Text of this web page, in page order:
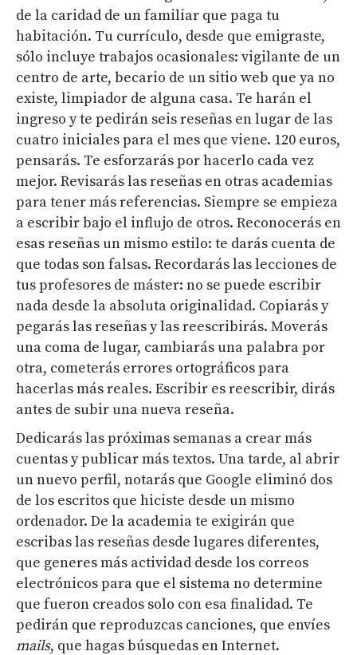
de la caridad de un familiar que paga tu
habitación. Tu currículo, desde que emigraste,
sólo incluye trabajos ocasionales: vigilante de un
centro de arte, becario de un sitio web que ya no
existe, limpiador de alguna casa. Te harán el
ingreso y te pedirán seis reseñas en lugar de las
cuatro iniciales para el mes que viene. 120 euros,
pensarás. Te esforzarás por hacerlo cada vez
mejor. Revisarás las reseñas en otras academias
para tener más referencias. Siempre se empieza
a escribir bajo el influjo de otros. Reconocerás en
esas reseñas un mismo estilo: te darás cuenta de
que todas son falsas. Recordarás las lecciones de
tus profesores de máster: no se puede escribir
nada desde la absoluta originalidad. Copiarás y
pegarás las reseñas y las reescribirás. Moverás
una coma de lugar, cambiarás una palabra por
otra, cometerás errores ortográficos para
hacerlas más reales. Escribir es reescribir, dirás
antes de subir una nueva reseña.
Dedicarás las próximas semanas a crear más
cuentas y publicar más textos. Una tarde, al abrir
un nuevo perfil, notarás que Google eliminó dos
de los escritos que hiciste desde un mismo
ordenador. De la academia te exigirán que
escribas las reseñas desde lugares diferentes,
que generes más actividad desde los correos
electrónicos para que el sistema no determine
que fueron creados solo con esa finalidad. Te
pedirán que reproduzcas canciones, que envíes
mails, que hagas búsquedas en Internet.